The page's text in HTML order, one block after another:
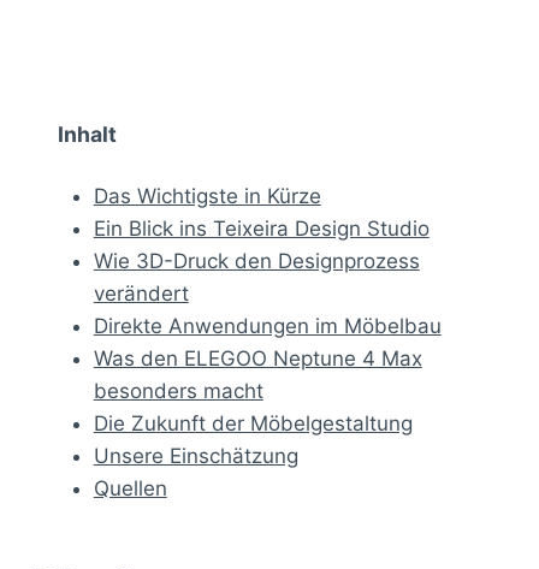
Inhalt
Das Wichtigste in Kürze
Ein Blick ins Teixeira Design Studio
Wie 3D-Druck den Designprozess
verändert
Direkte Anwendungen im Möbelbau
Was den ELEGOO Neptune 4 Max
besonders macht
Die Zukunft der Möbelgestaltung
Unsere Einschätzung
Quellen